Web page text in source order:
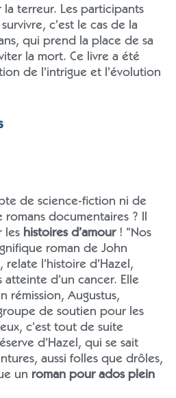
terreur. Les participants
c’est le cas de la
qui prend la place de sa
la mort. Ce livre a été
de l’intrigue et l’évolution
de science-fiction ni de
documentaires ? Il
les histoires d’amour! “Nos
roman de John
l’histoire d’Hazel,
d’un cancer. Elle
rémission, Augustus,
de soutien pour les
c’est tout de suite
d’Hazel, qui se sait
aussi folles que drôles,
un roman pour ados plein